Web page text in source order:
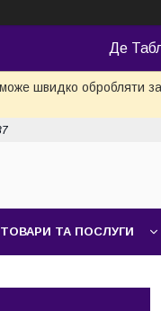
Де
швидко обробляти
ТОВАРИ ТА ПОСЛУГИ